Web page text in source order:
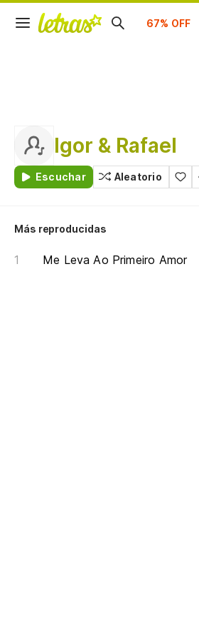
Suscríbete
Igor & Rafael
Escuchar Aleatorio
Más reproducidas
Me Leva Ao Primeiro Amor